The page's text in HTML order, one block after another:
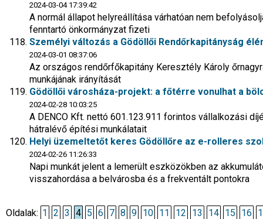
2024-03-04 17:39:42
A normál állapot helyreállítása várhatóan nem
fenntartó önkormányzat fizeti
Személyi változás a Gödöllői Rendőrkapitányság
2024-03-01 08:37:06
Az országos rendőrfőkapitány Keresztély Károly
munkájának irányítását
Gödöllői városháza-projekt: a főtérre vonulhat a
2024-02-28 10:03:25
A DENCO Kft. nettó 601.123.911 forintos vállalkozási
hátralévő építési munkálatait
Helyi üzemeltetőt keres Gödöllőre az e-rolleres
2024-02-26 11:26:33
Napi munkát jelent a lemerült eszközökben az
visszahordása a belvárosba és a frekventált pontokra
Oldalak: 1 2 3 4 5 6 7 8 9 10 11 12 13 14 15 16